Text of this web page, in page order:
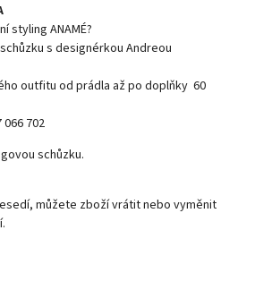
styling ANAMÉ?
s designérkou Andreou
outfitu od prádla až po doplňky 60
702
schůzku.
můžete zboží vrátit nebo vyměnit